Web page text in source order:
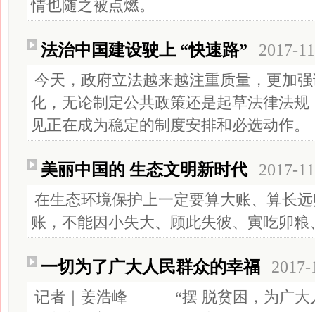
情也随之被点燃。
法治中国建设驶上 “快速路” 2017-
今天，政府立法越来越注重质量，更加
化，无论制定公共政策还是起草法律法
见正在成为稳定的制度安排和必选动作。
美丽中国的 生态文明新时代 2017-
在生态环境保护上一定要算大账、算长
账，不能因小失大、顾此失彼、寅吃卯粮
一切为了广大人民群众的幸福
记者｜姜浩峰 “摆 脱贫困，为广大